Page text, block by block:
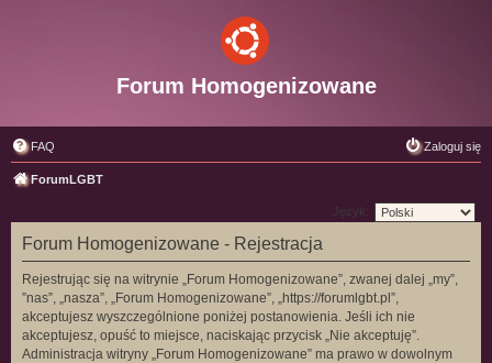
Forum Homogenizowane
FAQ Zaloguj się
ForumLGBT
Język:
Forum Homogenizowane - Rejestracja
Rejestrując się na witrynie „Forum Homogenizowane”, zwanej dalej „my”,
”nas”, „nasza”, „Forum Homogenizowane”, „https://forumlgbt.pl”,
akceptujesz wyszczególnione poniżej postanowienia. Jeśli ich nie
akceptujesz, opuść to miejsce, naciskając przycisk „Nie akceptuję”.
Administracja witryny „Forum Homogenizowane” ma prawo w dowolnym